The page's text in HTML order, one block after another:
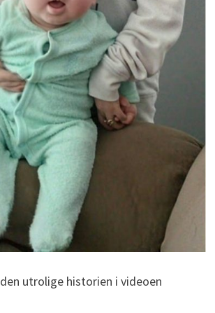
utrolige historien i videoen